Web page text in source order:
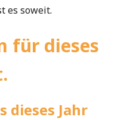
es soweit.
für dieses
dieses Jahr